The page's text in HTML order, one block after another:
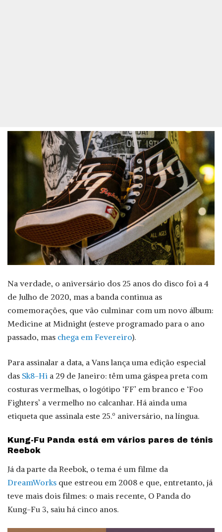
Na verdade, o aniversário dos 25 anos do disco foi a 4
de Julho de 2020, mas a banda continua as
comemorações, que vão culminar com um novo álbum:
Medicine at Midnight (esteve programado para o ano
passado, mas chega em Fevereiro).
Para assinalar a data, a Vans lança uma edição especial
das Sk8-Hi a 29 de Janeiro: têm uma gáspea preta com
costuras vermelhas, o logótipo ‘FF’ em branco e ‘Foo
Fighters’ a vermelho no calcanhar. Há ainda uma
etiqueta que assinala este 25.º aniversário, na língua.
Kung-Fu Panda está em vários pares de ténis
Reebok
Já da parte da Reebok, o tema é um filme da
DreamWorks que estreou em 2008 e que, entretanto, já
teve mais dois filmes: o mais recente, O Panda do
Kung-Fu 3, saiu há cinco anos.